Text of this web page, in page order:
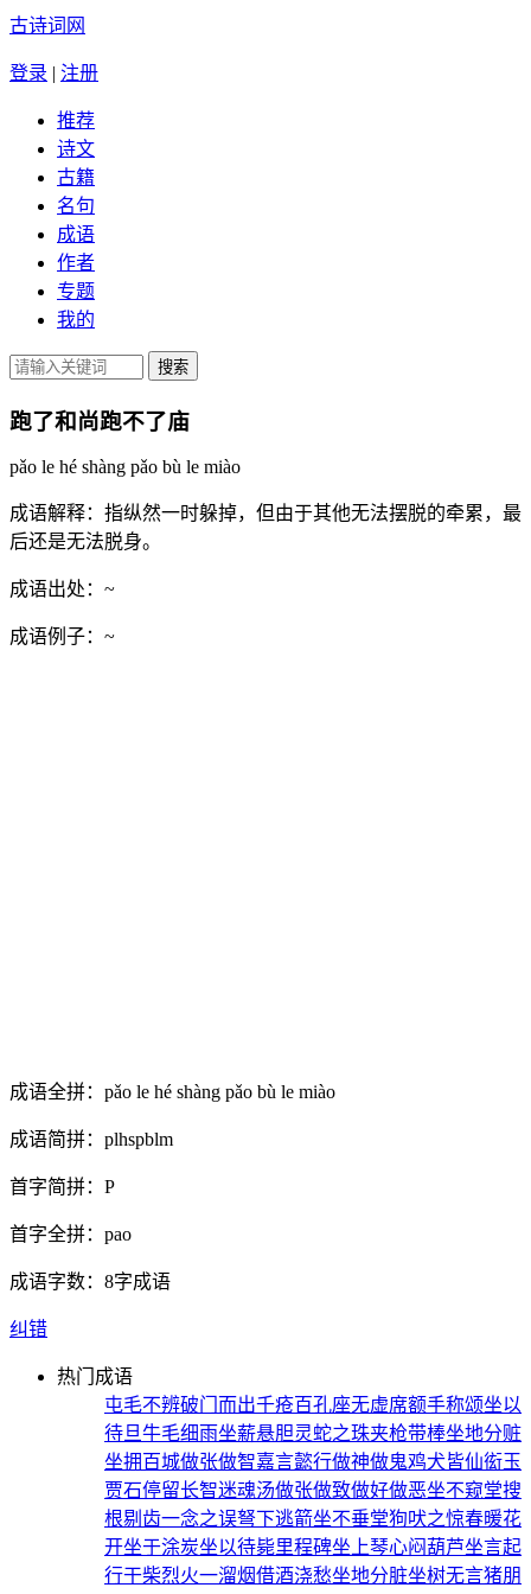
古诗词网
登录 | 注册
推荐
诗文
古籍
名句
成语
作者
专题
我的
跑了和尚跑不了庙
pǎo le hé shàng pǎo bù le miào
成语解释： 指纵然一时躲掉，但由于其他无法摆脱的牵累，最
后还是无法脱身。
成语出处： ~
成语例子： ~
成语全拼： pǎo le hé shàng pǎo bù le miào
成语简拼： plhspblm
首字简拼： P
首字全拼： pao
成语字数： 8字成语
纠错
热门成语
屯毛不辨破门而出千疮百孔座无虚席额手称颂坐以
待旦牛毛细雨坐薪悬胆灵蛇之珠夹枪带棒坐地分赃
坐拥百城做张做智嘉言懿行做神做鬼鸡犬皆仙衒玉
贾石停留长智迷魂汤做张做致做好做恶坐不窥堂搜
根剔齿一念之误弩下逃箭坐不垂堂狗吠之惊春暖花
开坐于涂炭坐以待毙里程碑坐上琴心闷葫芦坐言起
行干柴烈火一溜烟借酒浇愁坐地分脏坐树无言猪朋